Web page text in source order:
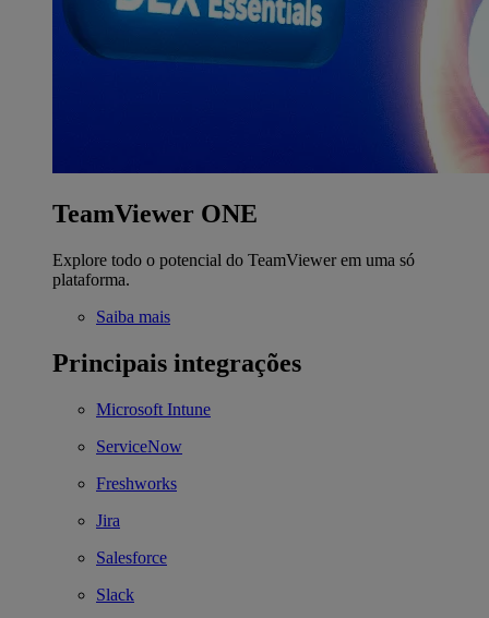
TeamViewer ONE
Explore todo o potencial do TeamViewer em uma só
plataforma.
Saiba mais
Principais integrações
Microsoft Intune
ServiceNow
Freshworks
Jira
Salesforce
Slack